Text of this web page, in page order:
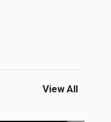
View All